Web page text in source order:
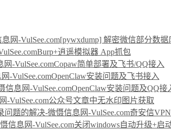
[pywxdump] 解密微信部分数据
Burp+逍遥模拟器 App抓包
Copaw简单部署及飞书/QQ接入
OpenClaw安装问题及飞书接入
OpenClaw安装问题及QQ接
公众号文章中无水印图片获取
奇安信
关闭windows自动升级+启